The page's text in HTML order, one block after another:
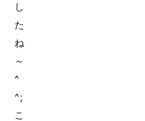
し
た
ね
～
^
^;
こ